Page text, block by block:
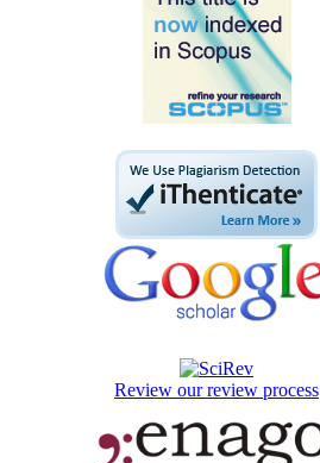
Review our review process